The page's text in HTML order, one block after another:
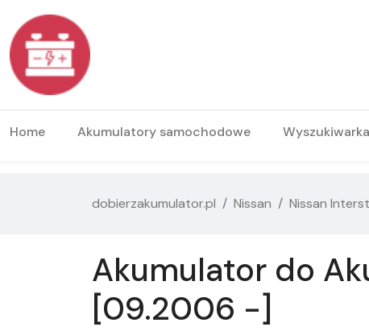
Home Akumulatory samochodowe
dobierzakumulator.pl Nissan Nissan
Akumulator do
[09.2006 -]